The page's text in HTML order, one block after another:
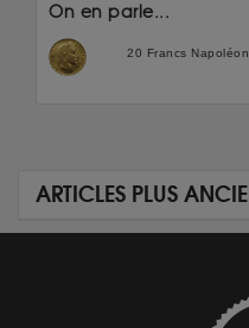
On en parle...
20 Francs Napoléon
ARTICLES PLUS